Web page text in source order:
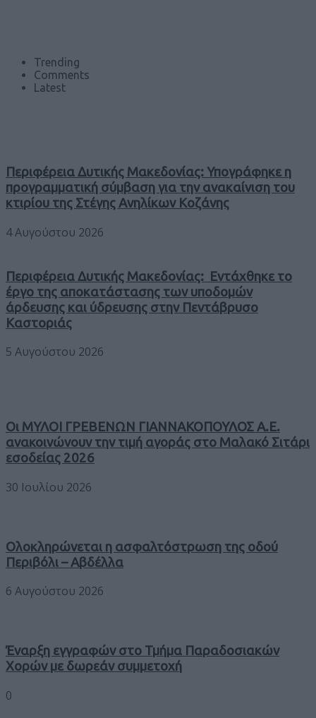
Trending
Comments
Latest
Περιφέρεια Δυτικής Μακεδονίας: Υπογράφηκε η
προγραμματική σύμβαση για την ανακαίνιση του
κτιρίου της Στέγης Ανηλίκων Κοζάνης
4 Αυγούστου 2026
Περιφέρεια Δυτικής Μακεδονίας: Εντάχθηκε το
έργο της αποκατάστασης των υποδομών
άρδευσης και ύδρευσης στην Πεντάβρυσο
Καστοριάς
5 Αυγούστου 2026
Οι ΜΥΛΟΙ ΓΡΕΒΕΝΩΝ ΓΙΑΝΝΑΚΟΠΟΥΛΟΣ Α.Ε.
ανακοινώνουν την τιμή αγοράς στο Μαλακό Σιτάρι
εσοδείας 2026
30 Ιουλίου 2026
Ολοκληρώνεται η ασφαλτόστρωση της οδού
Περιβόλι – Αβδέλλα
6 Αυγούστου 2026
Έναρξη εγγραφών στο Τμήμα Παραδοσιακών
Χορών με δωρεάν συμμετοχή
0